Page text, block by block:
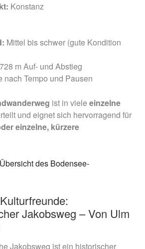
Konstanz
Mittel bis schwer (gute Kondition
m Auf- und Abstieg
nach Tempo und Pausen
ist in viele einzelne
und eignet sich hervorragend für
einzelne, kürzere
des Bodensee-
Jakobsweg – Von Ulm
Jakobsweg ist ein historischer